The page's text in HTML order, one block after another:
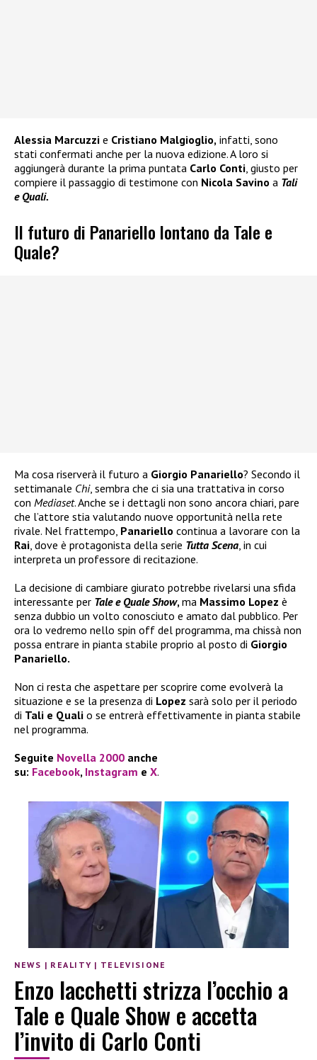
Alessia Marcuzzi e Cristiano Malgioglio, infatti, sono
stati confermati anche per la nuova edizione. A loro si
aggiungerà durante la prima puntata Carlo Conti, giusto per
compiere il passaggio di testimone con Nicola Savino a Tali
e Quali.
Il futuro di Panariello lontano da Tale e
Quale?
Ma cosa riserverà il futuro a Giorgio Panariello? Secondo il
settimanale Chi, sembra che ci sia una trattativa in corso
con Mediaset. Anche se i dettagli non sono ancora chiari, pare
che l’attore stia valutando nuove opportunità nella rete
rivale. Nel frattempo, Panariello continua a lavorare con la
Rai, dove è protagonista della serie Tutta Scena, in cui
interpreta un professore di recitazione.
La decisione di cambiare giurato potrebbe rivelarsi una sfida
interessante per Tale e Quale Show,ma Massimo Lopez è
senza dubbio un volto conosciuto e amato dal pubblico. Per
ora lo vedremo nello spin off del programma, ma chissà non
possa entrare in pianta stabile proprio al posto di Giorgio
Panariello.
Non ci resta che aspettare per scoprire come evolverà la
situazione e se la presenza di Lopez sarà solo per il periodo
di Tali e Quali o se entrerà effettivamente in pianta stabile
nel programma.
Seguite Novella 2000 anche
su: Facebook, Instagram e X.
NEWS | REALITY | TELEVISIONE
Enzo Iacchetti strizza l’occhio a
Tale e Quale Show e accetta
l’invito di Carlo Conti